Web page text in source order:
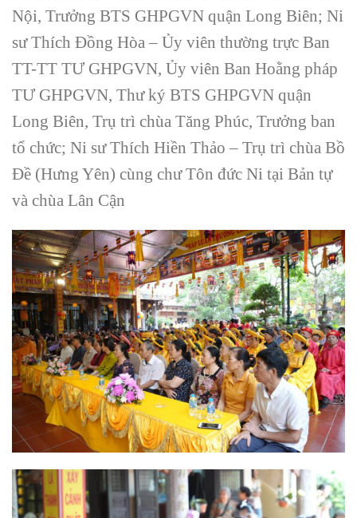
Nội, Trưởng BTS GHPGVN quận Long Biên; Ni
sư Thích Đồng Hòa – Ủy viên thường trực Ban
TT-TT TƯ GHPGVN, Ủy viên Ban Hoằng pháp
TƯ GHPGVN, Thư ký BTS GHPGVN quận
Long Biên, Trụ trì chùa Tăng Phúc, Trưởng ban
tổ chức; Ni sư Thích Hiền Thảo – Trụ trì chùa Bồ
Đề (Hưng Yên) cùng chư Tôn đức Ni tại Bản tự
và chùa Lân Cận